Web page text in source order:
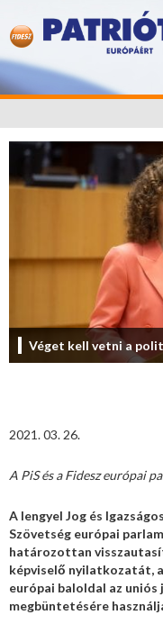
Véget kell vetni a
2021. 03. 26.
A PiS és a Fidesz európai
A lengyel Jog és
Szövetség európai
határozottan
képviselő nyilatkozatát,
európai baloldal az
megbüntetésére